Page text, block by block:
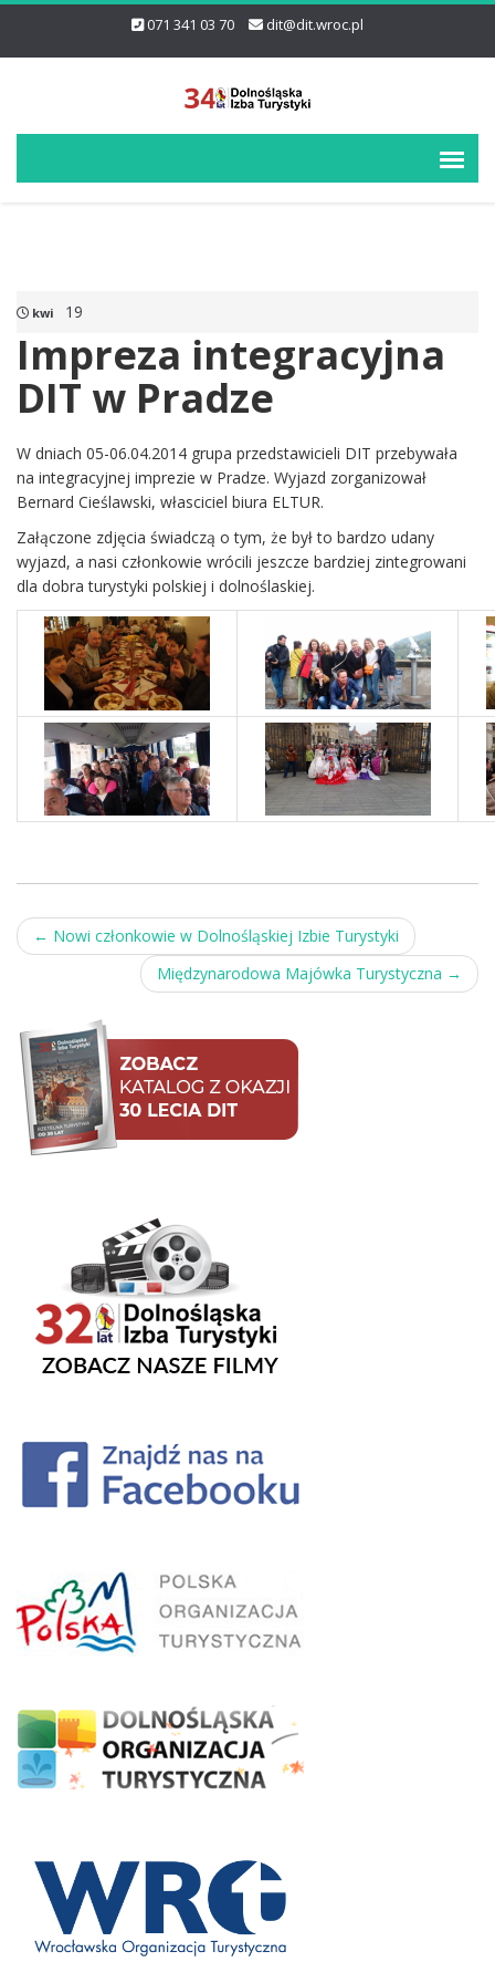
071 341 03 70 dit@dit.wroc.pl
kwi 19
Impreza integracyjna
DIT w Pradze
W dniach 05-06.04.2014 grupa przedstawicieli DIT przebywała
na integracyjnej imprezie w Pradze. Wyjazd zorganizował
Bernard Cieślawski, własciciel biura ELTUR.
Załączone zdjęcia świadczą o tym, że był to bardzo udany
wyjazd, a nasi członkowie wrócili jeszcze bardziej zintegrowani
dla dobra turystyki polskiej i dolnoślaskiej.
Post
navigation
← Nowi członkowie w Dolnośląskiej Izbie Turystyki
Międzynarodowa Majówka Turystyczna →